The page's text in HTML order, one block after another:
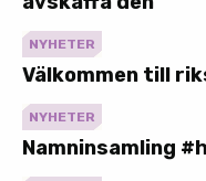
NYHETER
Välkommen till
NYHETER
Namninsamling